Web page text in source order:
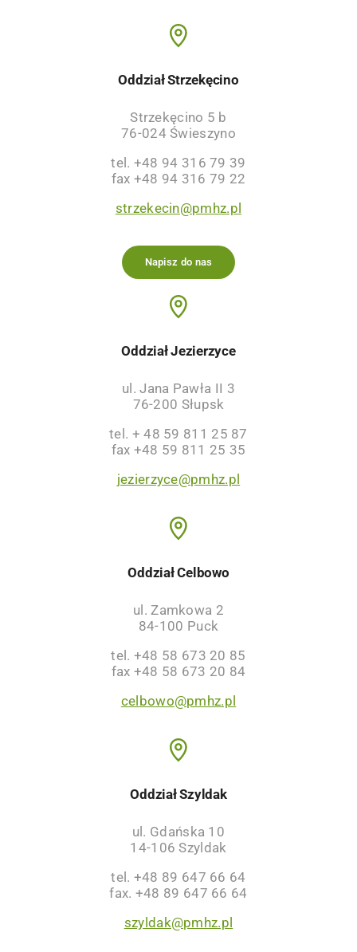
Oddział Strzekęcino
Strzekęcino 5 b
76-024 Świeszyno
tel. +48 94 316 79 39
fax +48 94 316 79 22
strzekecin@pmhz.pl
Napisz do nas
Oddział Jezierzyce
ul. Jana Pawła II 3
76-200 Słupsk
tel. + 48 59 811 25 87
fax +48 59 811 25 35
jezierzyce@pmhz.pl
Oddział Celbowo
ul. Zamkowa 2
84-100 Puck
tel. +48 58 673 20 85
fax +48 58 673 20 84
celbowo@pmhz.pl
Oddział Szyldak
ul. Gdańska 10
14-106 Szyldak
tel. +48 89 647 66 64
fax. +48 89 647 66 64
szyldak@pmhz.pl